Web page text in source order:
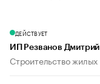
ДЕЙСТВУЕТ
ИП Резванов
Строительство